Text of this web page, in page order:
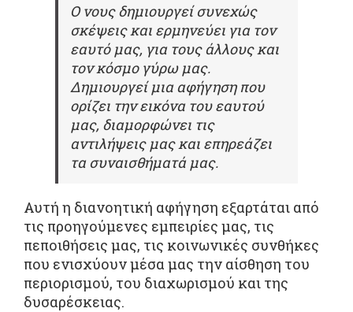
Ο νους δημιουργεί συνεχώς
σκέψεις και ερμηνεύει για τον
εαυτό μας, για τους άλλους και
τον κόσμο γύρω μας.
Δημιουργεί μια αφήγηση που
ορίζει την εικόνα του εαυτού
μας, διαμορφώνει τις
αντιλήψεις μας και επηρεάζει
τα συναισθήματά μας.
Αυτή η διανοητική αφήγηση εξαρτάται από
τις προηγούμενες εμπειρίες μας, τις
πεποιθήσεις μας, τις κοινωνικές συνθήκες
που ενισχύουν μέσα μας την αίσθηση του
περιορισμού, του διαχωρισμού και της
δυσαρέσκειας.